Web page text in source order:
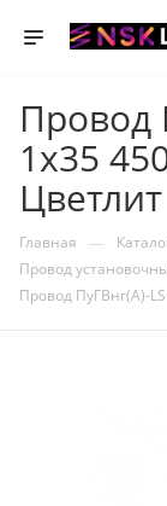
Провод
1х35
Главная —
Провод
Провод ПуГВнг(А)-